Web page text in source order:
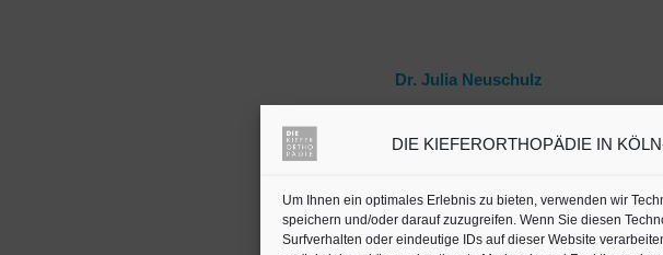
DIE KIEFERORTHOPÄDIE IN
Um Ihnen ein optimales Erlebnis zu bieten, verwenden wir
speichern und/oder darauf zuzugreifen. Wenn Sie diesen
Surfverhalten oder eindeutige IDs auf dieser Website
Dr. Julia Neuschulz